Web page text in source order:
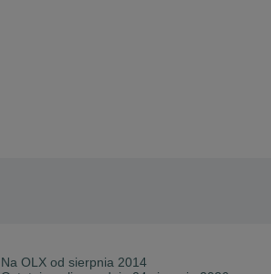
Na OLX od sierpnia 2014